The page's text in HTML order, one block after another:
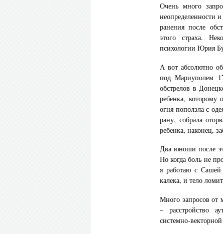
Очень много
неопределенности
ранения после
этого страха.
психологии Юрия
А вот абсолютно
под Мариуполем
обстрелов в
ребенка,
огня поползла с
рану, собрала
ребенка, наконец,
Два юноши после
Но когда боль не
я работаю с
калека, и тело
Много запросов от
– расстройство
системно-